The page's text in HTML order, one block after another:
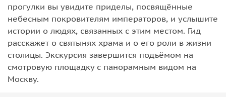
прогулки вы увидите приделы, посвящённые
небесным покровителям императоров, и услышите
истории о людях, связанных с этим местом. Гид
расскажет о святынях храма и о его роли в жизни
столицы. Экскурсия завершится подъёмом на
смотровую площадку с панорамным видом на
Москву.